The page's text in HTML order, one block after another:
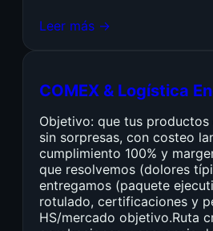
Leer más →
COMEX & Logística
Objetivo: que tus
sin sorpresas, con costeo
cumplimiento 100% y
que resolvemos (dolores
entregamos (paquete
rotulado, certificaciones y
HS/mercado objetivo.Ruta